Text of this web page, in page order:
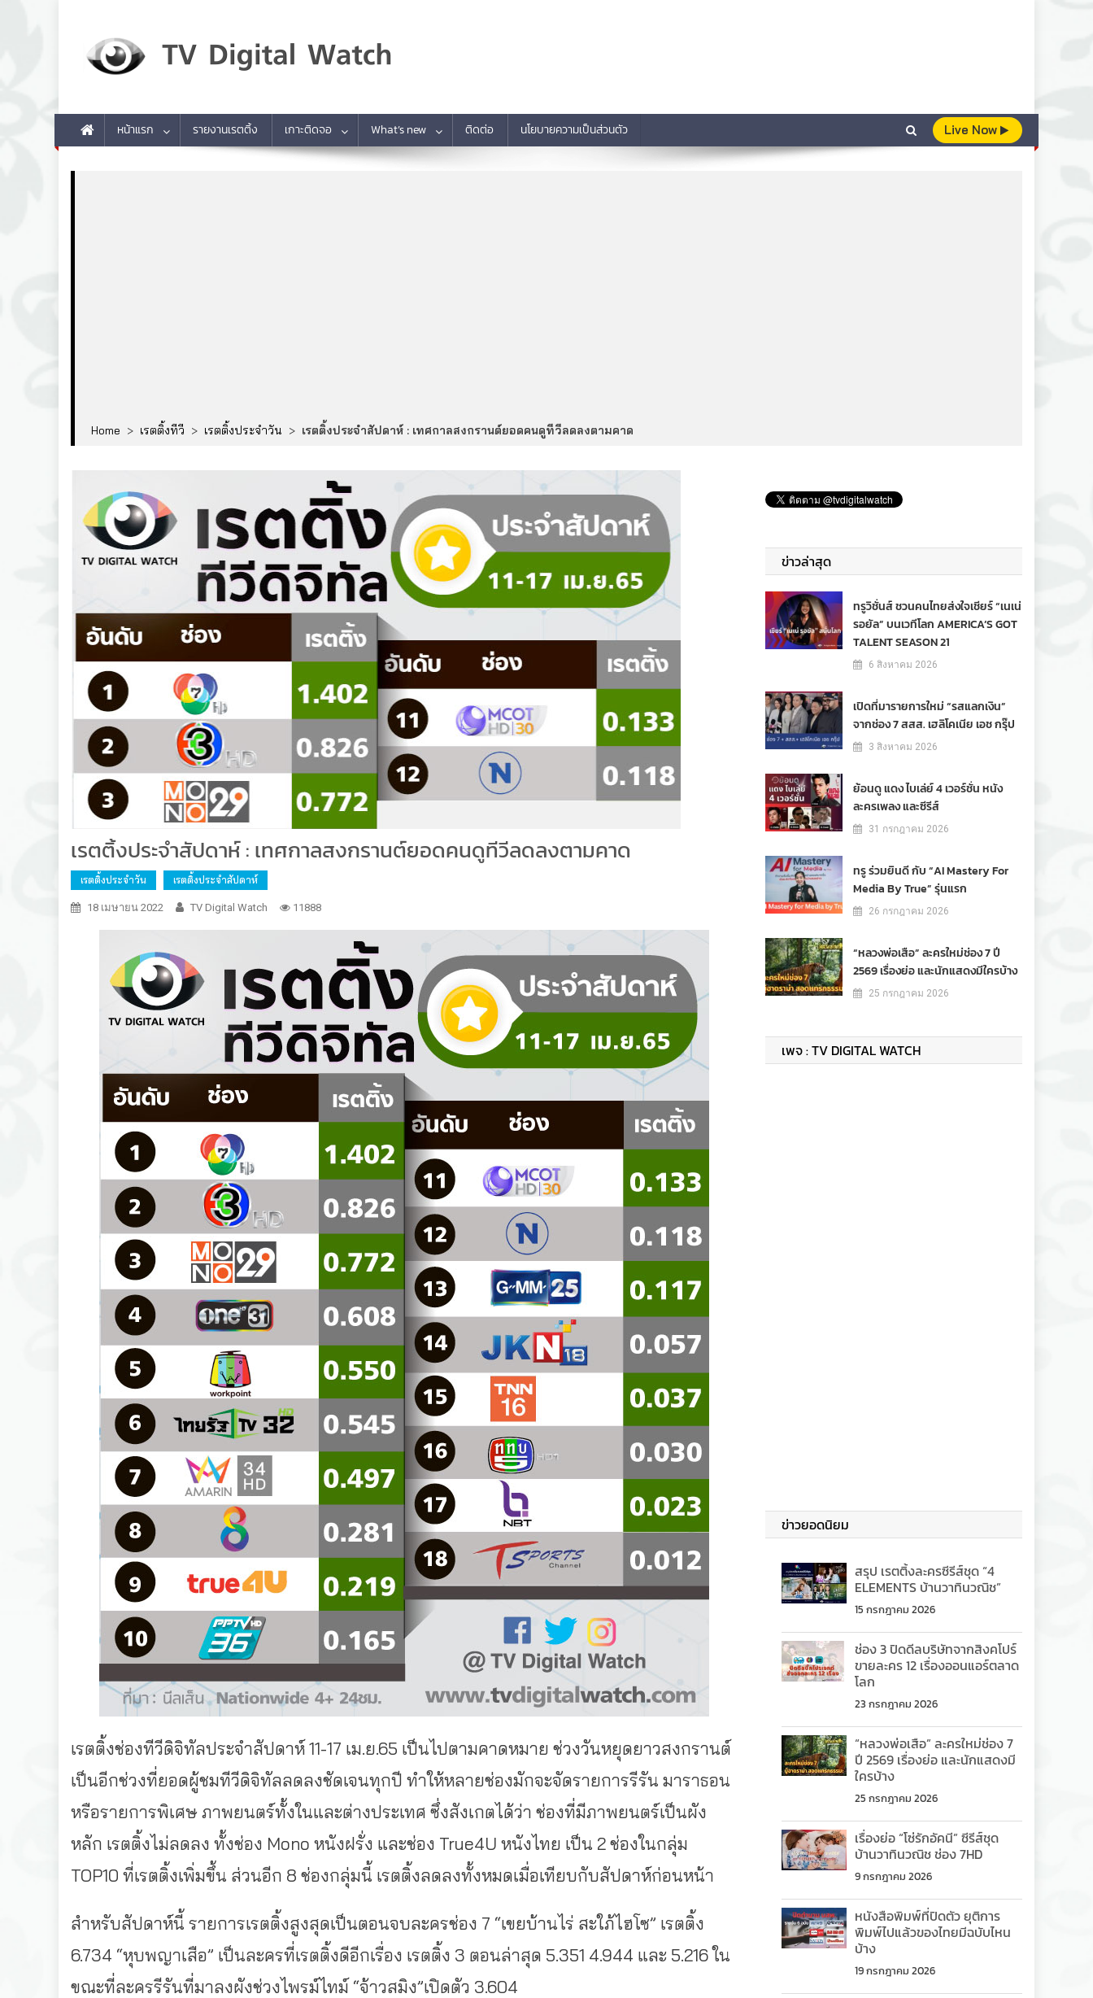
หน้าแรก รายงานเรตติ้ง เกาะติดจอ What’s new ติดต่อ นโยบายความเป็นส่วนตัว Live Now
Home > เรตติ้งทีวี > เรตติ้งประจำวัน > เรตติ้งประจำสัปดาห์ : เทศกาลสงกรานต์ยอดคนดูทีวีลดลงตามคาด
เรตติ้งประจำสัปดาห์ : เทศกาลสงกรานต์ยอดคนดูทีวีลดลงตามคาด
เรตติ้งประจำวัน เรตติ้งประจำสัปดาห์
18 เมษายน 2022 TV Digital Watch 11888
เรตติ้งช่องทีวีดิจิทัลประจำสัปดาห์ 11-17 เม.ย.65 เป็นไปตามคาดหมาย ช่วงวันหยุดยาวสงกรานต์
เป็นอีกช่วงที่ยอดผู้ชมทีวีดิจิทัลลดลงชัดเจนทุกปี ทำให้หลายช่องมักจะจัดรายการรีรัน มาราธอน
หรือรายการพิเศษ ภาพยนตร์ทั้งในและต่างประเทศ ซึ่งสังเกตได้ว่า ช่องที่มีภาพยนตร์เป็นผัง
หลัก เรตติ้งไม่ลดลง ทั้งช่อง Mono หนังฝรั่ง และช่อง True4U หนังไทย เป็น 2 ช่องในกลุ่ม
TOP10 ที่เรตติ้งเพิ่มขึ้น ส่วนอีก 8 ช่องกลุ่มนี้ เรตติ้งลดลงทั้งหมดเมื่อเทียบกับสัปดาห์ก่อนหน้า
สำหรับสัปดาห์นี้ รายการเรตติ้งสูงสุดเป็นตอนจบละครช่อง 7 “เขยบ้านไร่ สะใภ้ไฮโซ” เรตติ้ง
6.734 “หุบพญาเสือ” เป็นละครที่เรตติ้งดีอีกเรื่อง เรตติ้ง 3 ตอนล่าสุด 5.351 4.944 และ 5.216 ใน
ขณะที่ละครรีรันที่มาลงผังช่วงไพรม์ไทม์ “จ้าวสมิง”เปิดตัว 3.604
ข่าวล่าสุด
ทรูวิชั่นส์ ชวนคนไทยส่งใจเชียร์ “เนเน่
รอยัล” บนเวทีโลก AMERICA’S GOT
TALENT SEASON 21
6 สิงหาคม 2026
เปิดที่มารายการใหม่ “รสแลกเงิน”
จากช่อง 7 สสส. เฮลิโคเนีย เอช กรุ๊ป
3 สิงหาคม 2026
ย้อนดู แดง ไบเล่ย์ 4 เวอร์ชั่น หนัง
ละครเพลง และซีรีส์
31 กรกฎาคม 2026
ทรู ร่วมยินดี กับ “AI Mastery For
Media By True” รุ่นแรก
26 กรกฎาคม 2026
“หลวงพ่อเสือ” ละครใหม่ช่อง 7 ปี
2569 เรื่องย่อ และนักแสดงมีใครบ้าง
25 กรกฎาคม 2026
เพจ : TV DIGITAL WATCH
ข่าวยอดนิยม
สรุป เรตติ้งละครซีรีส์ชุด “4
ELEMENTS บ้านวาทินวณิช”
15 กรกฎาคม 2026
ช่อง 3 ปิดดีลบริษัทจากสิงคโปร์
ขายละคร 12 เรื่องออนแอร์ตลาด
โลก
23 กรกฎาคม 2026
“หลวงพ่อเสือ” ละครใหม่ช่อง 7
ปี 2569 เรื่องย่อ และนักแสดงมี
ใครบ้าง
25 กรกฎาคม 2026
เรื่องย่อ “โซ่รักอัคนี” ซีรีส์ชุด
บ้านวาทินวณิช ช่อง 7HD
9 กรกฎาคม 2026
หนังสือพิมพ์ที่ปิดตัว ยุติการ
พิมพ์ไปแล้วของไทยมีฉบับไหน
บ้าง
19 กรกฎาคม 2026